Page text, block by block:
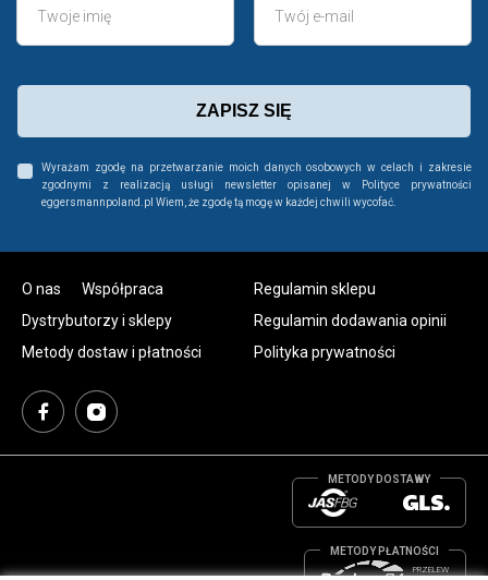
ZAPISZ SIĘ
Wyrażam zgodę na przetwarzanie moich danych osobowych w celach i zakresie
zgodnymi z realizacją usługi newsletter opisanej w Polityce prywatności
eggersmannpoland.pl Wiem, że zgodę tą mogę w każdej chwili wycofać.
O nas
Współpraca
Dystrybutorzy i sklepy
Metody dostaw i płatności
Regulamin sklepu
Regulamin dodawania opinii
Polityka prywatności
METODY DOSTAWY
METODY PŁATNOŚCI
PRZELEW